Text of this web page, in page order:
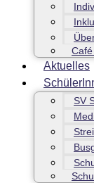
Aktuelles
SV